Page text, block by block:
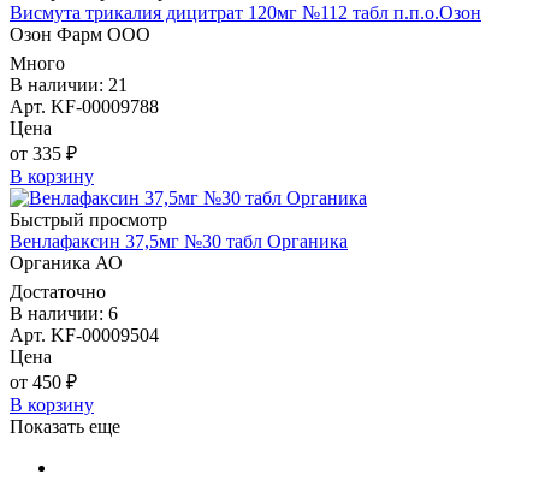
Висмута трикалия дицитрат 120мг №112 табл п.п.о.Озон
Озон Фарм ООО
Много
В наличии: 21
Арт. KF-00009788
Цена
от 335 ₽
В корзину
Быстрый просмотр
Венлафаксин 37,5мг №30 табл Органика
Органика АО
Достаточно
В наличии: 6
Арт. KF-00009504
Цена
от 450 ₽
В корзину
Показать еще